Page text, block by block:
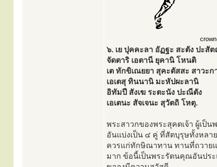
๖. เย ปุคคะลา อัฏฐะ สะตัง ปะสัต
จัดตาริ เอตานี ยุคานิ โหนติ
เต ทักขิเณยยา สุคะตัสสะ สาวะก
เอเตสุ ทินนานิ มะหัปผะลานิ
อิทัมปี สังเฆ ระตะนัง ปะณีตัง
เอเตนะ สัจเจนะ สุวัตถิ โหตุ.
พระสาวกของพระสุคตเจ้า ผู้เป็
อันแบ่งเป็น ๔ คู่ ที่สัตบุรุษทั้งหลา
ควรแก่ทักษิณาทาน ทานที่ถวาย
มาก ข้อนี้เป็นพระรัตนคุณอันประ